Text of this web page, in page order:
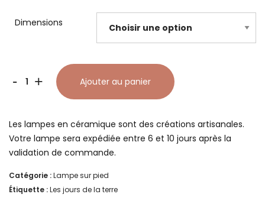
Dimensions
-quantité
sur
pied
Éclosion
–
+ Ajouter au panier
Les lampes en céramique sont des créations artisanales.
Votre lampe sera expédiée entre 6 et 10 jours après la
validation de commande.
Catégorie :Lampe sur pied
Étiquette :Les jours de la terre